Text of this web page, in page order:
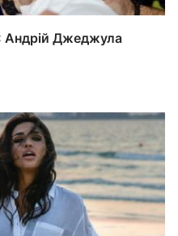
Андрій Джеджула